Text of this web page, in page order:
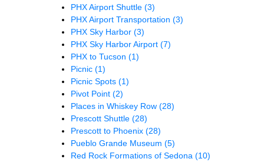
PHX Airport Shuttle (3)
PHX Airport Transportation (3)
PHX Sky Harbor (3)
PHX Sky Harbor Airport (7)
PHX to Tucson (1)
Picnic (1)
Picnic Spots (1)
Pivot Point (2)
Places in Whiskey Row (28)
Prescott Shuttle (28)
Prescott to Phoenix (28)
Pueblo Grande Museum (5)
Red Rock Formations of Sedona (10)